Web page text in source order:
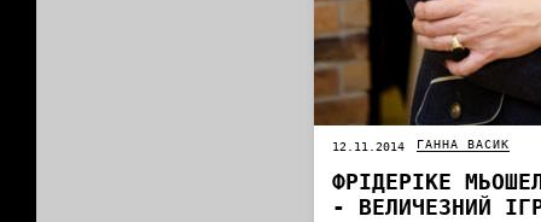
12.11.2014 ГАННА ВАСИК
ФРІДЕРІКЕ
- ВЕЛИЧЕЗНИЙ